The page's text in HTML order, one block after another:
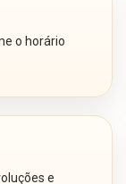
o horário
e